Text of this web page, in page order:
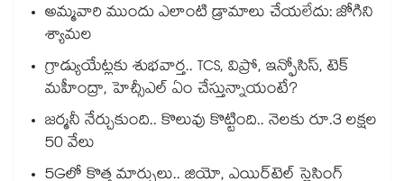
అమ్మవారి ముందు ఎలాంటి డ్రామాలు చేయలేదు: జోగిని
శ్యామల
గ్రాడ్యుయేట్లకు శుభవార్త.. TCS, విప్రో, ఇన్ఫోసిస్, టెక్
మహీంద్రా, హెచ్సీఎల్ ఏం చేస్తున్నాయంటే?
జర్మనీ నేర్చుకుంది.. కొలువు కొట్టింది.. నెలకు రూ.3 లక్షల
50 వేలు